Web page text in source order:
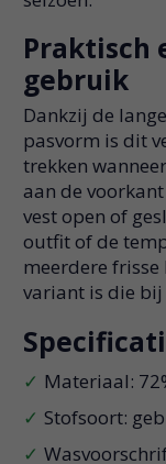
Praktisch
gebruik
Dankzij de
pasvorm is dit
trekken
aan de
vest open of
outfit of de
meerdere
variant is die
Materiaal:
Stofsoort: